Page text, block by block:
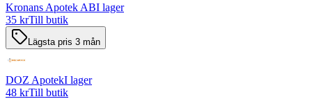
Kronans Apotek ABI lager
35 krTill butik
Lägsta pris 3 mån
DOZ ApotekI lager
48 krTill butik